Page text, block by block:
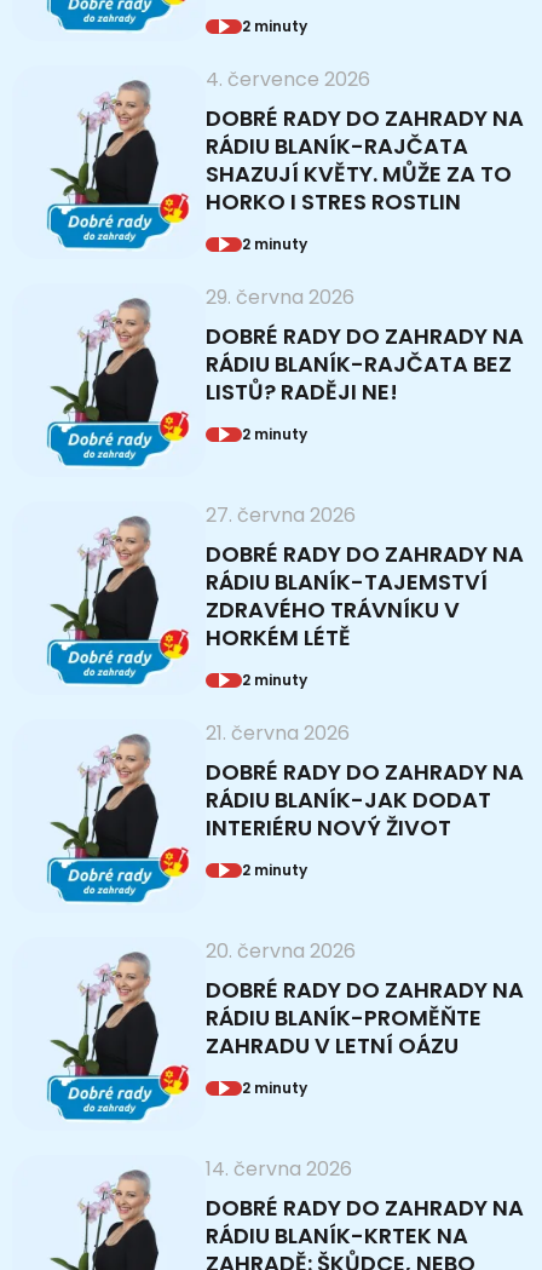
2 minuty
4. července 2026
DOBRÉ RADY DO ZAHRADY NA
RÁDIU BLANÍK-RAJČATA
SHAZUJÍ KVĚTY. MŮŽE ZA TO
HORKO I STRES ROSTLIN
2 minuty
29. června 2026
DOBRÉ RADY DO ZAHRADY NA
RÁDIU BLANÍK-RAJČATA BEZ
LISTŮ? RADĚJI NE!
2 minuty
27. června 2026
DOBRÉ RADY DO ZAHRADY NA
RÁDIU BLANÍK-TAJEMSTVÍ
ZDRAVÉHO TRÁVNÍKU V
HORKÉM LÉTĚ
2 minuty
21. června 2026
DOBRÉ RADY DO ZAHRADY NA
RÁDIU BLANÍK-JAK DODAT
INTERIÉRU NOVÝ ŽIVOT
2 minuty
20. června 2026
DOBRÉ RADY DO ZAHRADY NA
RÁDIU BLANÍK-PROMĚŇTE
ZAHRADU V LETNÍ OÁZU
2 minuty
14. června 2026
DOBRÉ RADY DO ZAHRADY NA
RÁDIU BLANÍK-KRTEK NA
ZAHRADĚ: ŠKŮDCE, NEBO